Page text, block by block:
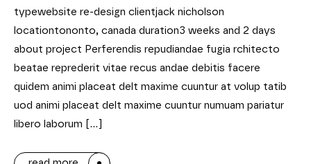
typewebsite re-design clientjack nicholson
locationtononto, canada duration3 weeks and 2 days
about project Perferendis repudiandae fugia rchitecto
beatae reprederit vitae recus andae debitis facere
quidem animi placeat delt maxime cuuntur at volup tatib
uod animi placeat delt maxime cuuntur numuam pariatur
libero laborum […]